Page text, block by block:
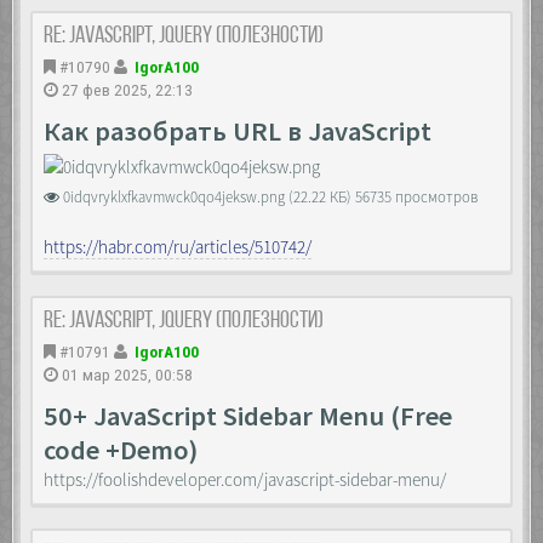
visibility: hidden;
opacity: 0;
overflow-y: auto;
-ms-overflow-style: none;
scrollbar-width: none;
.layer::-webkit-scrollbar {
display: none;
}
.layer.open {
visibility: visible;
transition: all 0.3s linear;
}
.container {
max-width: 50%;
}
.buttons {
text-align: center;
}
.buttons span {
Re: JavaScript, Jquery (полезности)
#10790
IgorA100
27 фев 2025, 22:13
Как разобрать URL в JavaScript
0idqvryklxfkavmwck0qo4jeksw.png (22.22 КБ) 56735 просмотров
https://habr.com/ru/articles/510742/
Re: JavaScript, Jquery (полезности)
#10791
IgorA100
01 мар 2025, 00:58
50+ JavaScript Sidebar Menu (Free
code +Demo)
https://foolishdeveloper.com/javascript-sidebar-menu/